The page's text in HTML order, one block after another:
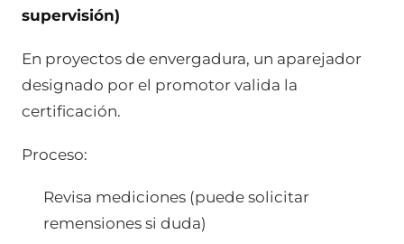
supervisión)
En proyectos de envergadura, un aparejador
designado por el promotor valida la
certificación.
Proceso:
Revisa mediciones (puede solicitar
remensiones si duda)